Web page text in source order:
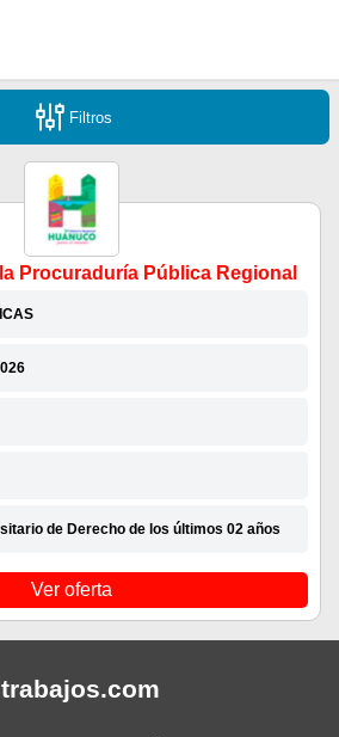
Filtros
Procuraduría Pública Regional
de Derecho de los últimos 02 años
Ver oferta
.com